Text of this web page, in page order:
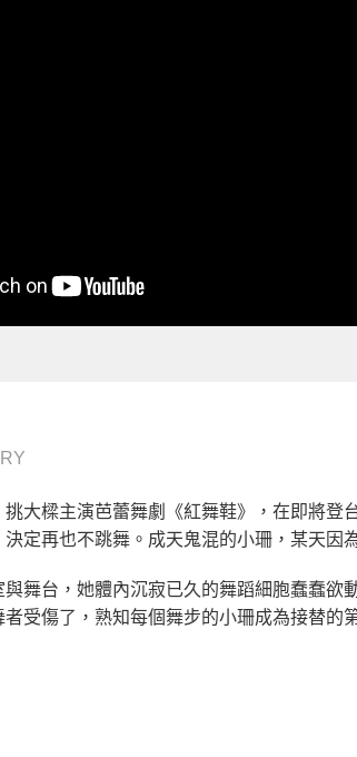
大樑主演芭蕾舞劇《紅舞鞋》，在即將
定再也不跳舞。成天鬼混的小珊，某天因
舞台，她體內沉寂已久的舞蹈細胞蠢蠢
受傷了，熟知每個舞步的小珊成為接替的